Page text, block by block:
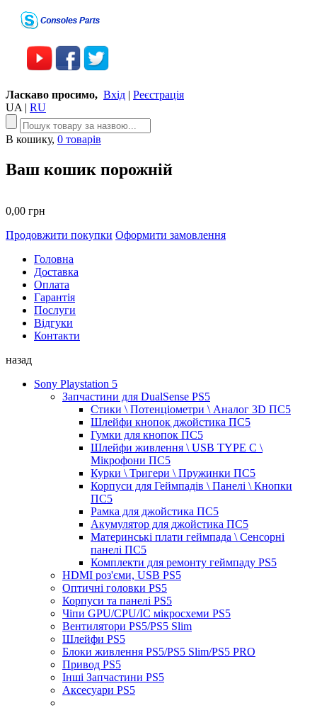
Ласкаво просимо, Вхід | Реєстрація
UA | RU
В кошику, 0 товарів
Ваш кошик порожній
0,00 грн
Продовжити покупки Оформити замовлення
Головна
Доставка
Оплата
Гарантія
Послуги
Відгуки
Контакти
назад
Sony Playstation 5
Запчастини для DualSense PS5
Стики \ Потенціометри \ Аналог 3D ПС5
Шлейфи кнопок джойстика ПС5
Гумки для кнопок ПС5
Шлейфи живлення \ USB TYPE C \
Мікрофони ПС5
Курки \ Тригери \ Пружинки ПС5
Корпуси для Геймпадів \ Панелі \ Кнопки
ПС5
Рамка для джойстика ПС5
Акумулятор для джойстика ПС5
Материнські плати геймпада \ Сенсорні
панелі ПС5
Комплекти для ремонту геймпаду PS5
HDMI роз'єми, USB PS5
Оптичні головки PS5
Корпуси та панелі PS5
Чіпи GPU/CPU/IC мікросхеми PS5
Вентилятори PS5/PS5 Slim
Шлейфи PS5
Блоки живлення PS5/PS5 Slim/PS5 PRO
Привод PS5
Інші Запчастини PS5
Аксесуари PS5